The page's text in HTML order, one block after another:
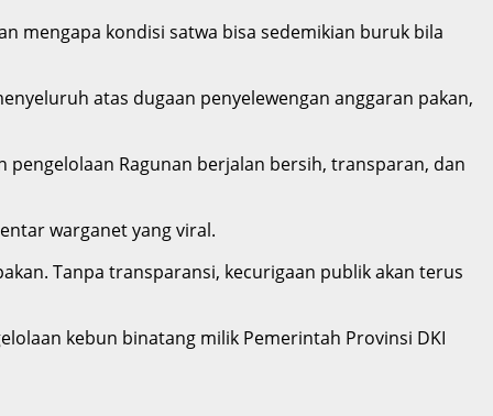
mengapa kondisi satwa bisa sedemikian buruk bila
atas dugaan penyelewengan anggaran pakan,
Ragunan berjalan bersih, transparan, dan
warganet yang viral.
Tanpa transparansi, kecurigaan publik akan terus
kebun binatang milik Pemerintah Provinsi DKI